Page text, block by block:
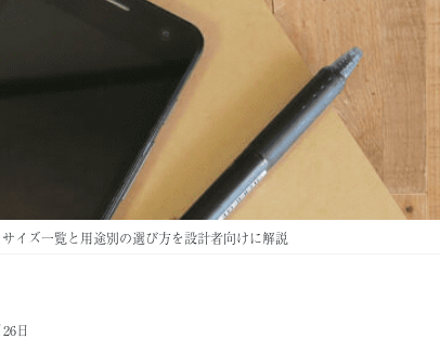
イズ一覧と用途別の選び方を設計者向けに解説
日